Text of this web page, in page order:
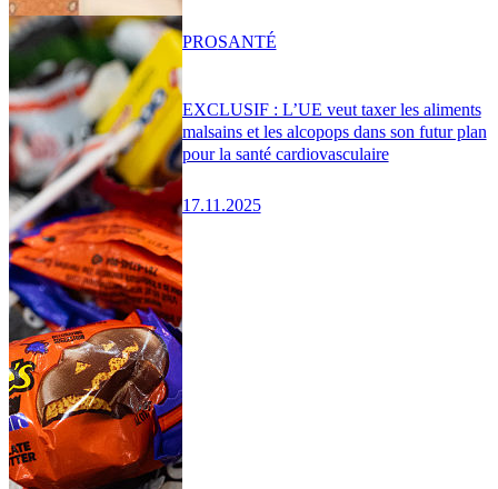
EXCLUSIF : L’UE veut taxer les aliments
malsains et les alcopops dans son futur plan
pour la santé cardiovasculaire
17.11.2025
PROSANTÉ